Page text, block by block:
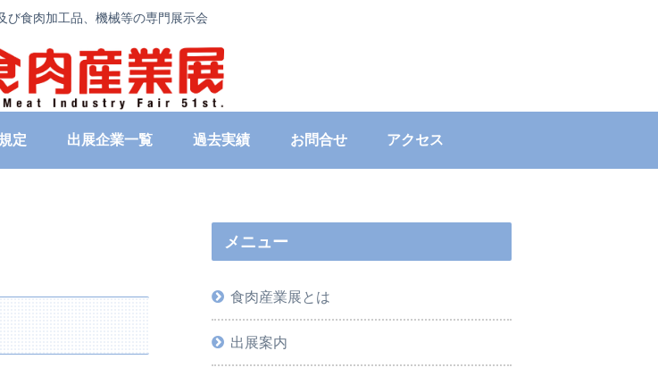
び食肉加工品、機械等の専門展示会
定 出展企業一覧 過去実績 お問合せ アクセス
メニュー
食肉産業展とは
出展案内